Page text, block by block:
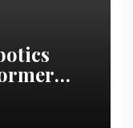
|